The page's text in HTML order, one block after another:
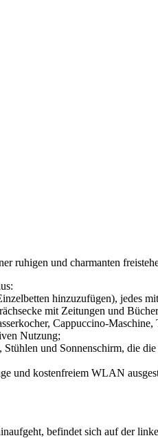
ruhigen und charmanten
hinzuzufügen), jedes
mit Zeitungen und
Cappuccino-
Nutzung;
und Sonnenschirm, die
und kostenfreiem WLAN
befindet sich auf der